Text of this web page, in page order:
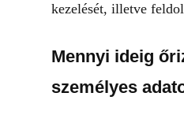
kezelését, illetve
Mennyi ideig
személyes